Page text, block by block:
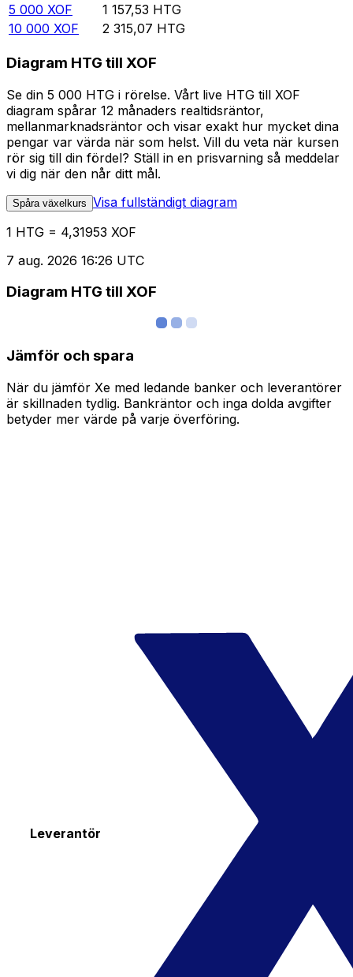
5 000 XOF 1 157,53 HTG
10 000 XOF 2 315,07 HTG
Diagram HTG till XOF
Se din 5 000 HTG i rörelse. Vårt live HTG till XOF
diagram spårar 12 månaders realtidsräntor,
mellanmarknadsräntor och visar exakt hur mycket dina
pengar var värda när som helst. Vill du veta när kursen
rör sig till din fördel? Ställ in en prisvarning så meddelar
vi dig när den når ditt mål.
Spåra växelkurs Visa fullständigt diagram
1 HTG = 4,31953 XOF
7 aug. 2026 16:26 UTC
Diagram HTG till XOF
Jämför och spara
När du jämför Xe med ledande banker och leverantörer
är skillnaden tydlig. Bankräntor och inga dolda avgifter
betyder mer värde på varje överföring.
Leverantör